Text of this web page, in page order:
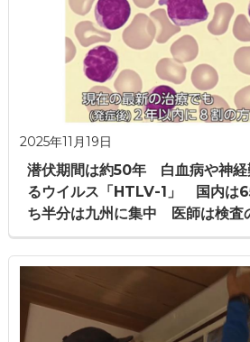
2025年11月19日
潜伏期間は約50年 白血病や神経
るウイルス「HTLV-1」 国内は
ち半分は九州に集中 医師は検査